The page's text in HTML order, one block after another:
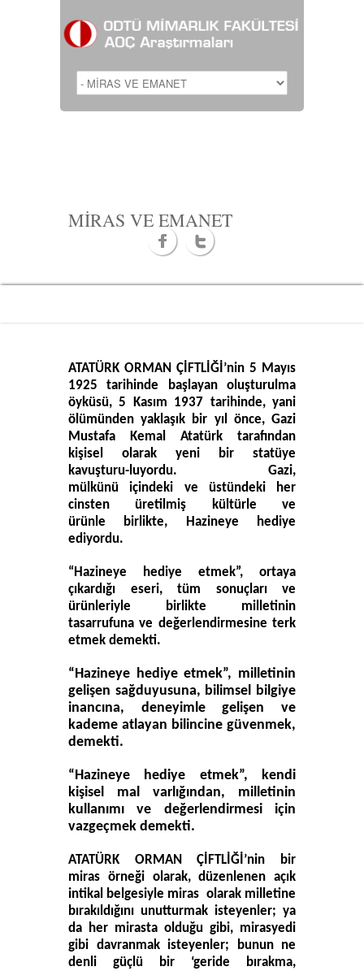
MİRAS VE EMANET
ATATÜRK ORMAN ÇİFTLİĞİ’nin 5 Mayıs
1925 tarihinde başlayan oluşturulma
öyküsü, 5 Kasım 1937 tarihinde, yani
ölümünden yaklaşık bir yıl önce, Gazi
Mustafa Kemal Atatürk tarafından
kişisel olarak yeni bir statüye
kavuşturu-luyordu. Gazi,
mülkünü içindeki ve üstündeki her
cinsten üretilmiş kültürle ve
ürünle birlikte, Hazineye hediye
ediyordu.
“Hazineye hediye etmek”, ortaya
çıkardığı eseri, tüm sonuçları ve
ürünleriyle birlikte milletinin
tasarrufuna ve değerlendirmesine terk
etmek demekti.
“Hazineye hediye etmek”, milletinin
gelişen sağduyusuna, bilimsel bilgiye
inancına, deneyimle gelişen ve
kademe atlayan bilincine güvenmek,
demekti.
“Hazineye hediye etmek”, kendi
kişisel mal varlığından, milletinin
kullanımı ve değerlendirmesi için
vazgeçmek demekti.
ATATÜRK ORMAN ÇİFTLİĞİ’nin bir
miras örneği olarak, düzenlenen açık
intikal belgesiyle miras olarak milletine
bırakıldığını unutturmak isteyenler; ya
da her mirasta olduğu gibi, mirasyedi
gibi davranmak isteyenler; bunun ne
denli güçlü bir ‘geride bırakma,